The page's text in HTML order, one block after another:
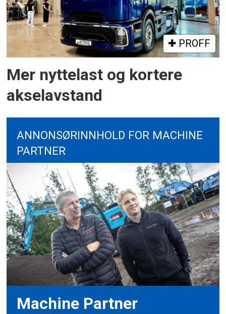
PROFF
Mer nyttelast og kortere
akselavstand
ANNONSØRINNHOLD FOR MACHINE
PARTNER
Machine Partner